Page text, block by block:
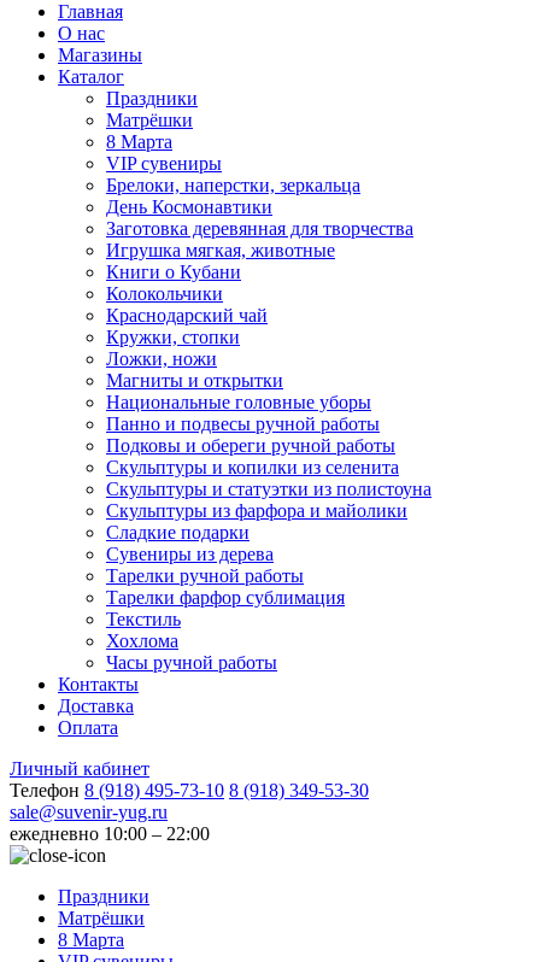
Главная
О нас
Магазины
Каталог
Праздники
Матрёшки
8 Марта
VIP сувениры
Брелоки, наперстки, зеркальца
День Космонавтики
Заготовка деревянная для творчества
Игрушка мягкая, животные
Книги о Кубани
Колокольчики
Краснодарский чай
Кружки, стопки
Ложки, ножи
Магниты и открытки
Национальные головные уборы
Панно и подвесы ручной работы
Подковы и обереги ручной работы
Скульптуры и копилки из селенита
Скульптуры и статуэтки из полистоуна
Скульптуры из фарфора и майолики
Сладкие подарки
Сувениры из дерева
Тарелки ручной работы
Тарелки фарфор сублимация
Текстиль
Хохлома
Часы ручной работы
Контакты
Доставка
Оплата
Личный кабинет
Телефон 8 (918) 495-73-10 8 (918) 349-53-30
sale@suvenir-yug.ru
ежедневно 10:00 – 22:00
Праздники
Матрёшки
8 Марта